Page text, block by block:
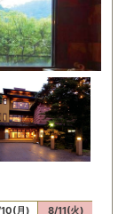
月) 8/11(火)